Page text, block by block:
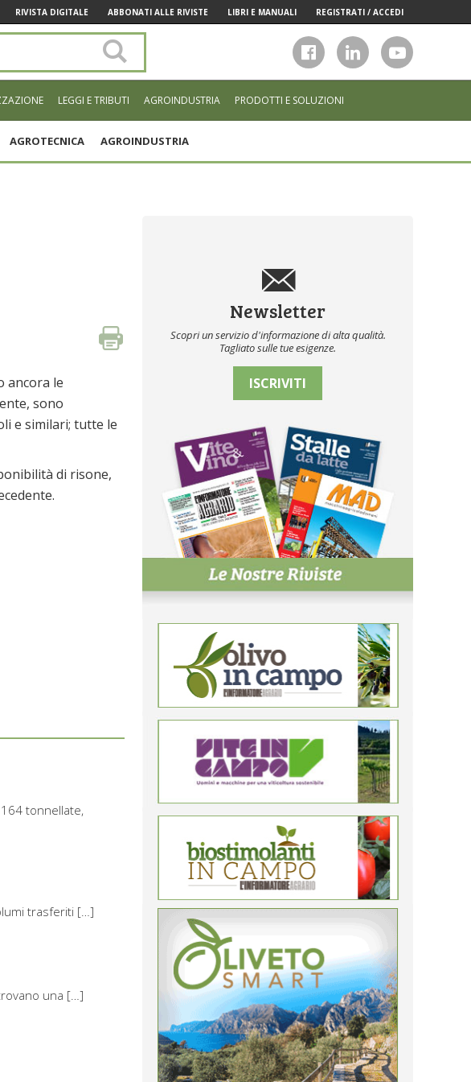
RIVISTA DIGITALE ABBONATI ALLE RIVISTE LIBRI E MANUALI REGISTRATI / ACCEDI
sito
LEGGI E TRIBUTI AGROINDUSTRIA PRODOTTI E SOLUZIONI
AGROTECNICA AGROINDUSTRIA
ancora le
sono
e similari; tutte le
di risone,
tonnellate,
trasferiti […]
una […]
Newsletter
Scopri un servizio d'informazione di alta qualità.
Tagliato sulle tue esigenze.
ISCRIVITI